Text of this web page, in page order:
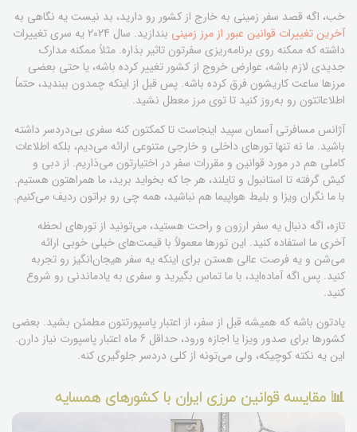
خب، اگه قصد سفر زمینی به خارج از کشور رو دارید، بد نیست یه نگاهی به
آخرین تغییرات قوانین عبور از مرز زمینی
بندازید. سال 2024 یه سری تغییرات
داشته که ممکنه روی برنامه‌ریزی سفرتون تاثیر بذاره. مثلاً ممکنه مدارک
جدیدی لازم باشه، عوارض خروج از کشور تغییر کرده باشه، یا حتی بعضی
مرزها ساعت کاریشون فرق کرده باشه. پس قبل از اینکه چمدون ببندید، حتماً
اطلاعاتتون رو به‌روز کنید تا توی مرز معطل نشید.
آژانس مسافرتی آسمان سپید اینجاست تا کمکتون کنه سفری بی‌دردسر داشته
باشید. ما نه تنها تورهای داخلی و خارجی متنوعی ارائه می‌دیم، بلکه اطلاعات
کاملی هم در مورد قوانین و مقررات سفر در اختیارتون می‌ذاریم. از دبی و
کیش گرفته تا استانبول و تایلند، هر جا که بخواید برید، ما همراهتون هستیم.
با ما نگران ویزا و بلیط هواپیما هم نباشید، همه چی رو براتون ردیف می‌کنیم.
تازه، اگه دنبال یه سفر ارزون و راحت هستید، می‌تونید از تورهای لحظه
آخری ما استفاده کنید. این تورها معمولاً با قیمت‌های خیلی خوبی ارائه
می‌شن و یه فرصت عالی هستن برای اینکه یه سفر هیجان‌انگیز رو تجربه
کنید. پس اگه آماده‌اید، با ما تماس بگیرید و سفری به یادماندنی رو شروع
کنید.
یادتون باشه که همیشه قبل از سفر، از اعتبار پاسپورتتون مطمئن بشید. بعضی
کشورها برای صدور ویزا یا اجازه ورود، حداقل 6 ماه اعتبار پاسپورت نیاز دارن.
این یه نکته کوچیکه، ولی می‌تونه از کلی دردسر جلوگیری کنه.
📊 مقایسه قوانین مرزی ایران با کشورهای همسایه